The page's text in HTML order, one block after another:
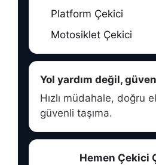
Platform Çekici
Motosiklet Çekici
Yol yardım değil,
Hızlı müdahale, doğru
güvenli taşıma.
Hemen Çekici